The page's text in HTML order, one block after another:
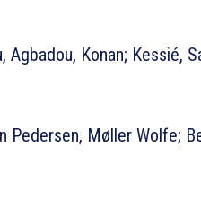
Konan; Kessié,
Pedersen, Møller Wolfe;